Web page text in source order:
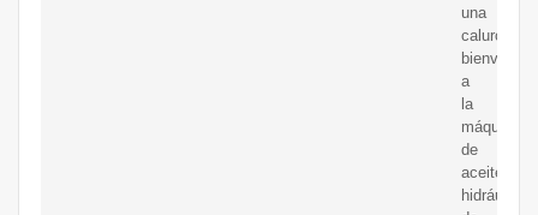
una
calurosa
bienvenida
a
la
máquina
de
aceite
hidráulico